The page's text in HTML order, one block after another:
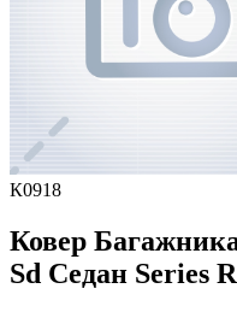
К0918
Ковер
Sd Седан Series